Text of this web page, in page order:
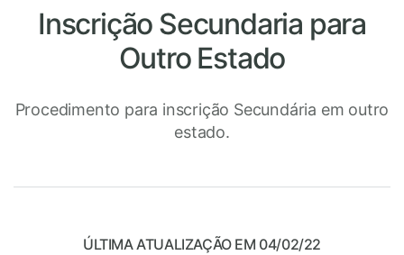
Inscrição Secundaria para
Outro Estado
Procedimento para inscrição Secundária em outro
estado.
ÚLTIMA ATUALIZAÇÃO EM 04/02/22